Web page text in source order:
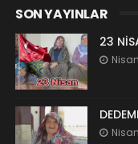
SON YAYINLAR
23